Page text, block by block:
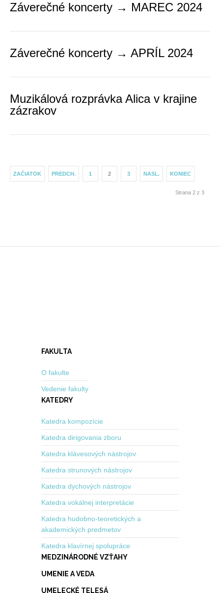
Záverečné koncerty → MAREC 2024
Záverečné koncerty → APRÍL 2024
Muzikálová rozprávka Alica v krajine
zázrakov
ZAČIATOK PREDCH. 1 2 3 NASL. KONIEC
Strana 2 z 3
FAKULTA
O fakulte
Vedenie fakulty
KATEDRY
Katedra kompozície
Katedra dirigovania zboru
Katedra klávesových nástrojov
Katedra strunových nástrojov
Katedra dychových nástrojov
Katedra vokálnej interpretácie
Katedra hudobno-teoretických a
akademických predmetov
Katedra klavírnej spolupráce
MEDZINÁRODNÉ VZŤAHY
UMENIE A VEDA
UMELECKÉ TELESÁ